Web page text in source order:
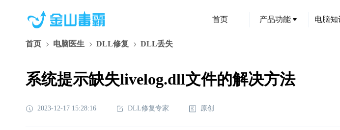
首页 产品功能 电脑知
首页 电脑医生 DLL修复 DLL丢失
系统提示缺失livelog.dll文件的解决方法
2023-12-17 15:28:16 DLL修复专家 原创